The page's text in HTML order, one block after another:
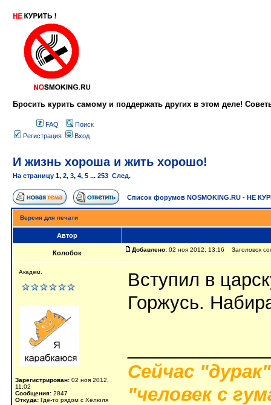
Бросить курить самому и поддержать других в этом деле!
FAQ
Поиск
Регистрация
Вход
И жизнь хороша и жить хорошо!
На страницу 1, 2, 3, 4, 5 ... 253 След.
Список форумов NOSMOKING.RU - НЕ
Версия для печати
Автор
Колобок Добавлено: 02 ноя 2012, 13:16 Заголовок
Академ.
Зарегистрирован: 02 ноя 2012,
11:02
Сообщения: 2847
Откуда: Где-то рядом с Хелюля
Вступил в
Горжусь.
Сейчас
"человек с